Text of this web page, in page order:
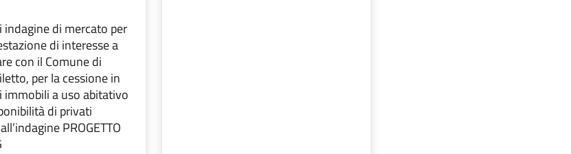
indagine di mercato per
di interesse a
con il Comune di
per la cessione in
a uso abitativo
di privati
PROGETTO